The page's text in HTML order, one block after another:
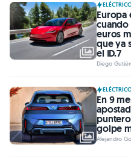
Europa
cuando
euros
que ya
el ID.7
Diego
En 9
golpe
Alejandro